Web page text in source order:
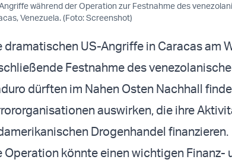
während der Operation zur Festnahme des
Venezuela. (Foto: Screenshot)
dramatischen US-Angriffe in Caracas am
Festnahme des
dürften im Nahen Osten Nachhall
auswirken, die ihre
Drogenhandel finanzieren.
Operation könnte einen wichtigen